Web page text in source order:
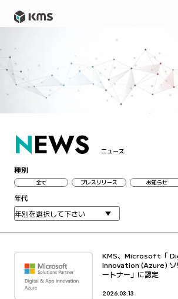
NEWS ニュース
種別
全て プレスリリース お知らせ
年代
KMS、Microsoft「
Innovation (Azure) ソリューションパ
ートナー」に認定
2026.03.13